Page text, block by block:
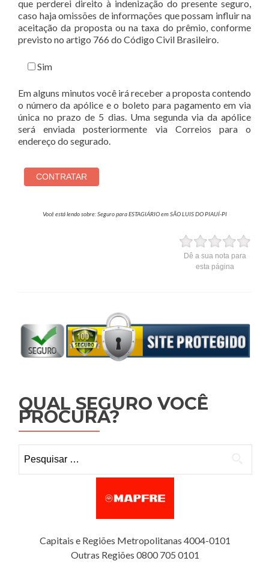
que perderei direito à indenização do presente seguro,
caso haja omissões de informações que possam influir na
aceitação da proposta ou na taxa do prêmio, conforme
previsto no artigo 766 do Código Civil Brasileiro.
Sim
Em alguns minutos você irá receber a proposta contendo
o número da apólice e o boleto para pagamento em via
única no prazo de 5 dias. Uma segunda via da apólice
será enviada posteriormente via Correios para o
endereço do segurado.
Você está lendo sobre: Seguro para ESTAGIÁRIO em SÃO LUIS DO PIAUÍ-PI
Dê a sua nota para
esta página
QUAL SEGURO VOCÊ
PROCURA?
Capitais e Regiões Metropolitanas 4004-0101
Outras Regiões 0800 705 0101